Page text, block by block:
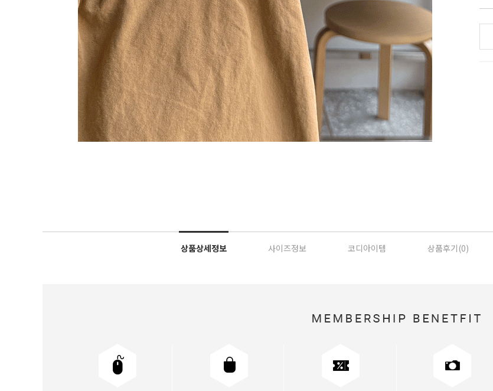
상품상세정보 사이즈정보 코디아이템 상품후기(0)